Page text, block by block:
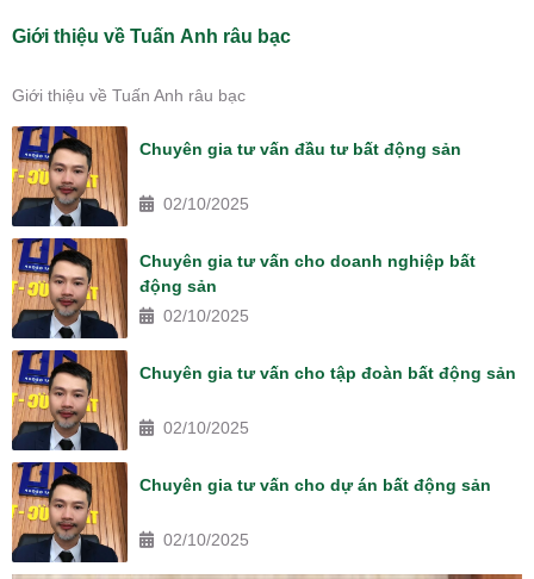
Giới thiệu về Tuấn Anh râu bạc
Giới thiệu về Tuấn Anh râu bạc
Chuyên gia tư vấn đầu tư bất động sản
02/10/2025
Chuyên gia tư vấn cho doanh nghiệp bất
động sản
02/10/2025
Chuyên gia tư vấn cho tập đoàn bất động sản
02/10/2025
Chuyên gia tư vấn cho dự án bất động sản
02/10/2025